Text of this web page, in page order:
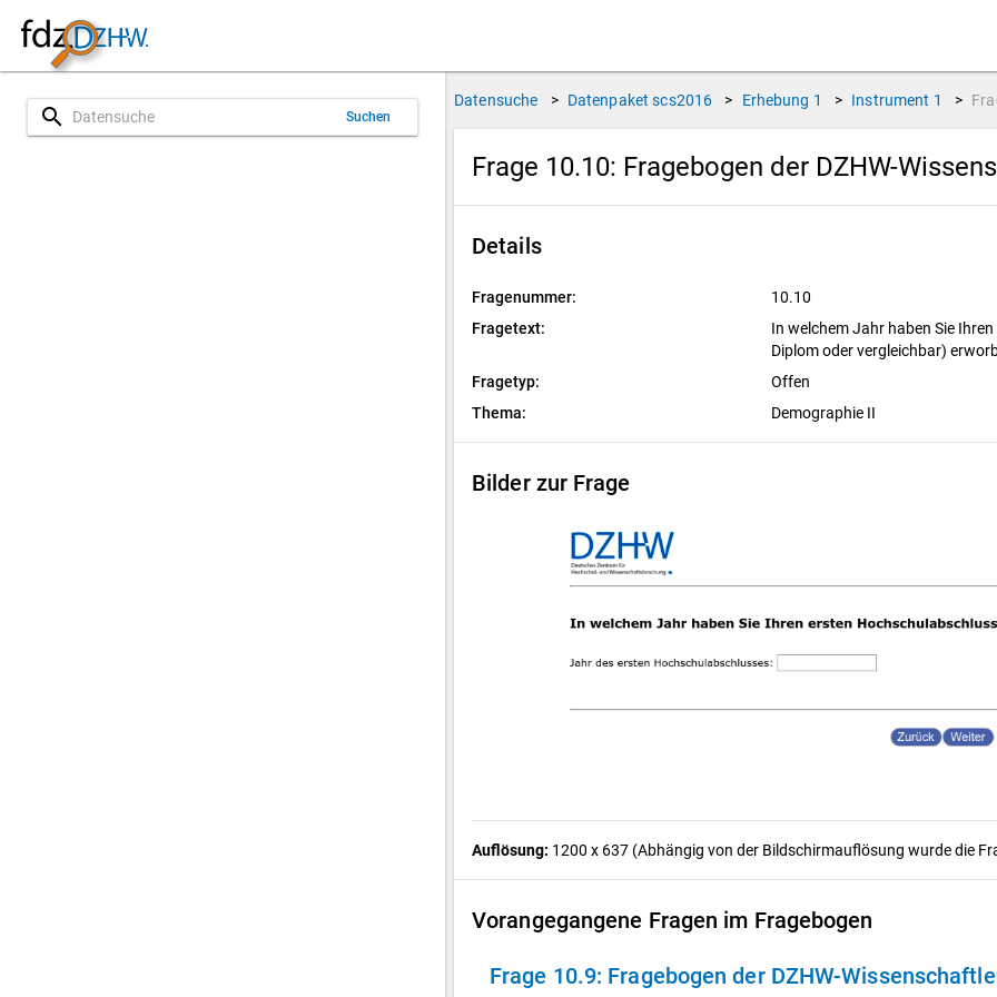
search Suchen
Datensuche > Datenpaket scs2016 > Erhebung 1 > Instrument 1 >
Frage 10.10: Fragebogen der DZHW-
Details
Fragenummer:
10.10
Fragetext:
In welchem Jahr haben Sie
Diplom oder vergleichbar)
Fragetyp:
Offen
Thema:
Demographie II
Bilder zur Frage
Auflösung: 1200 x 637 (Abhängig von der Bildschirmauflösung wurde die
Vorangegangene Fragen im Fragebogen
Frage 10.9: Fragebogen der DZHW-